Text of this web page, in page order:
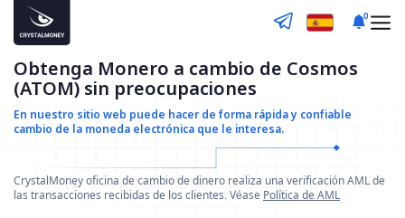
0
Obtenga Monero a cambio de Cosmos
(ATOM) sin preocupaciones
En nuestro sitio web puede hacer de forma rápida y confiable
cambio de la moneda electrónica que le interesa.
CrystalMoney oficina de cambio de dinero realiza una verificación AML de
las transacciones recibidas de los clientes. Véase Política de AML